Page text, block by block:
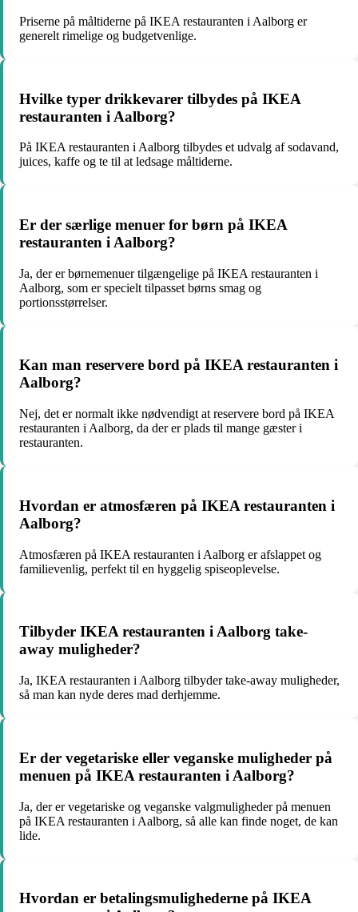
Priserne på måltiderne på IKEA restauranten i Aalborg er
generelt rimelige og budgetvenlige.
Hvilke typer drikkevarer tilbydes på IKEA
restauranten i Aalborg?
På IKEA restauranten i Aalborg tilbydes et udvalg af sodavand,
juices, kaffe og te til at ledsage måltiderne.
Er der særlige menuer for børn på IKEA
restauranten i Aalborg?
Ja, der er børnemenuer tilgængelige på IKEA restauranten i
Aalborg, som er specielt tilpasset børns smag og
portionsstørrelser.
Kan man reservere bord på IKEA restauranten i
Aalborg?
Nej, det er normalt ikke nødvendigt at reservere bord på IKEA
restauranten i Aalborg, da der er plads til mange gæster i
restauranten.
Hvordan er atmosfæren på IKEA restauranten i
Aalborg?
Atmosfæren på IKEA restauranten i Aalborg er afslappet og
familievenlig, perfekt til en hyggelig spiseoplevelse.
Tilbyder IKEA restauranten i Aalborg take-
away muligheder?
Ja, IKEA restauranten i Aalborg tilbyder take-away muligheder,
så man kan nyde deres mad derhjemme.
Er der vegetariske eller veganske muligheder på
menuen på IKEA restauranten i Aalborg?
Ja, der er vegetariske og veganske valgmuligheder på menuen
på IKEA restauranten i Aalborg, så alle kan finde noget, de kan
lide.
Hvordan er betalingsmulighederne på IKEA